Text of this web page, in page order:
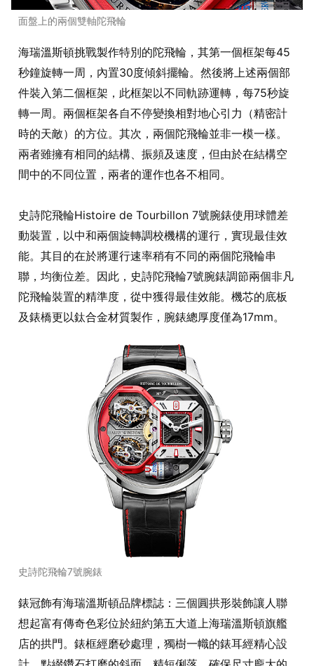
面盤上的兩個雙軸陀飛輪
海瑞溫斯頓挑戰製作特別的陀飛輪，其第一個框架每45
秒鐘旋轉一周，內置30度傾斜擺輪。然後將上述兩個部
件裝入第二個框架，此框架以不同軌跡運轉，每75秒旋
轉一周。兩個框架各自不停變換相對地心引力（精密計
時的天敵）的方位。其次，兩個陀飛輪並非一模一樣。
兩者雖擁有相同的結構、振頻及速度，但由於在結構空
間中的不同位置，兩者的運作也各不相同。
史詩陀飛輪Histoire de Tourbillon 7號腕錶使用球體差
動裝置，以中和兩個旋轉調校機構的運行，實現最佳效
能。其目的在於將運行速率稍有不同的兩個陀飛輪串
聯，均衡位差。因此，史詩陀飛輪7號腕錶調節兩個非凡
陀飛輪裝置的精準度，從中獲得最佳效能。機芯的底板
及錶橋更以鈦合金材質製作，腕錶總厚度僅為17mm。
史詩陀飛輪7號腕錶
錶冠飾有海瑞溫斯頓品牌標誌：三個圓拱形裝飾讓人聯
想起富有傳奇色彩位於紐約第五大道上海瑞溫斯頓旗艦
店的拱門。錶框經磨砂處理，獨樹一幟的錶耳經精心設